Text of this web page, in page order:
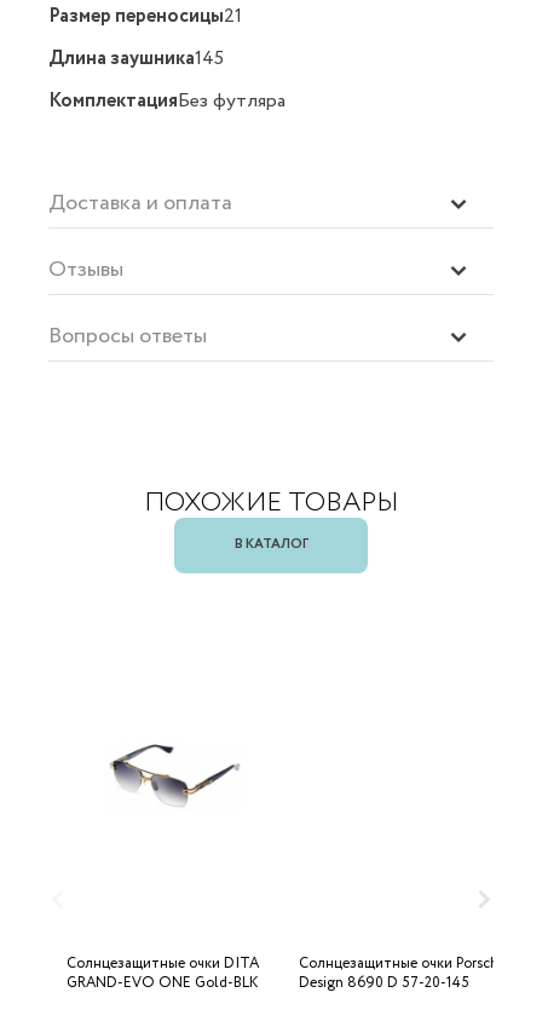
Размер переносицы21
Длина заушника145
КомплектацияБез футляра
Доставка и оплата
Отзывы
Вопросы ответы
ПОХОЖИЕ ТОВАРЫ
В КАТАЛОГ
Солнцезащитные очки DITA
GRAND-EVO ONE Gold-BLK
Солнцезащитные очки Porsche
Design 8690 D 57-20-145